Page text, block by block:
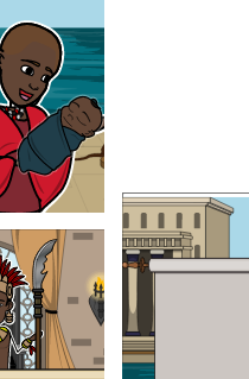
Tumakas siya at nanirahan